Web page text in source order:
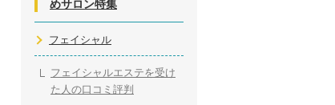
めサロン特集
フェイシャル
フェイシャルエステを受け
た人の口コミ評判